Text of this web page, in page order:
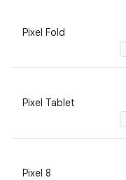
Pixel Fold
Pixel Tablet
Pixel 8